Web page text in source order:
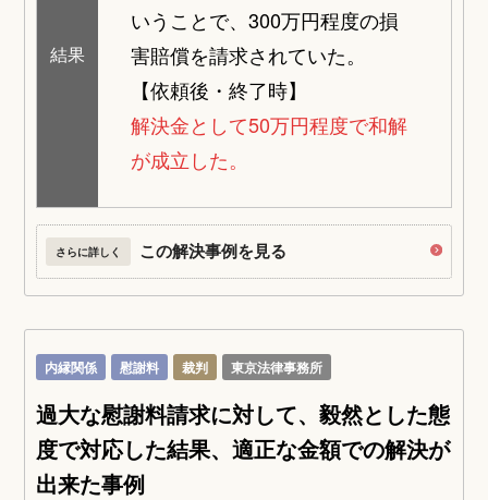
結果
いうことで、300万円程度の損
害賠償を請求されていた。
【依頼後・終了時】
解決金として50万円程度で和解
が成立した。
さらに詳しく この解決事例を見る
内縁関係 慰謝料 裁判 東京法律事務所
過大な慰謝料請求に対して、毅然とした態
度で対応した結果、適正な金額での解決が
出来た事例